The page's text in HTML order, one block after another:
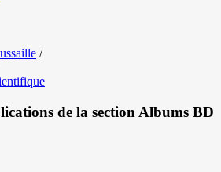
/
de la section Albums BD